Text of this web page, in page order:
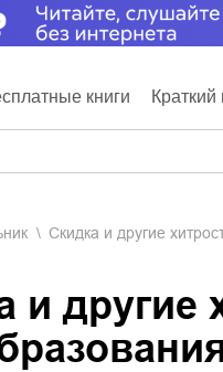
книги Краткий
Скидка и другие
и другие